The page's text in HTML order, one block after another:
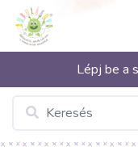
Lépj be a